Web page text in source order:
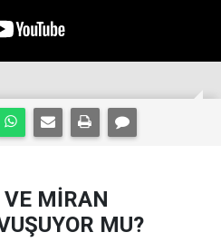
MİRAN
MU?